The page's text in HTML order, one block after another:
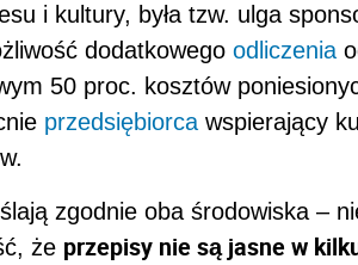
i kultury, była tzw. ulga
dodatkowego odliczenia
50 proc. kosztów
przedsiębiorca wspierający
zgodnie oba środowiska –
że przepisy nie są jasne w